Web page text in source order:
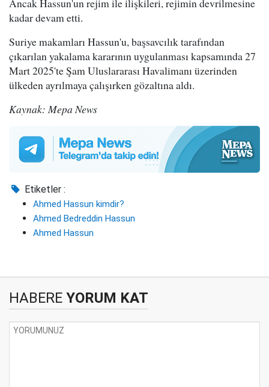
Ancak Hassun'un rejim ile ilişkileri, rejimin devrilmesine
kadar devam etti.
Suriye makamları Hassun'u, başsavcılık tarafından
çıkarılan yakalama kararının uygulanması kapsamında 27
Mart 2025'te Şam Uluslararası Havalimanı üzerinden
ülkeden ayrılmaya çalışırken gözaltına aldı.
Kaynak: Mepa News
Etiketler :
Ahmed Hassun kimdir?
Ahmed Bedreddin Hassun
Ahmed Hassun
HABERE YORUM KAT